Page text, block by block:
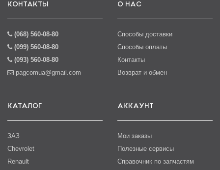
КОНТАКТЫ
(068) 560-08-80
(099) 560-08-80
(093) 560-08-80
pagcomua@gmail.com
О НАС
Способы доставки
Способы оплаты
Контакты
Возврат и обмен
КАТАЛОГ
ЗАЗ
Chevrolet
Renault
АККАУНТ
Мои заказы
Полезные сервисы
Справочник по запчастям